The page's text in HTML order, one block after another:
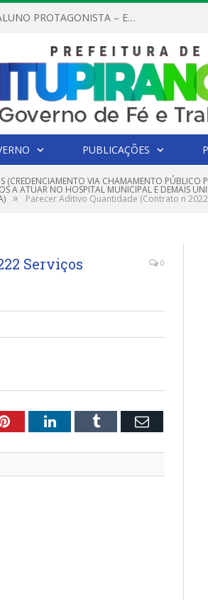
REGULAMENTO OFICIAL DO PRÊMIO ALUNO PROTAGONISTA – EDIÇÃO 2026
PUBLICAÇÕES
(CREDENCIAMENTO VIA CHAMAMENTO PÚBLICO
A ATUAR NO HOSPITAL MUNICIPAL E DEMAIS
» Parecer Aditivo Quantidade (Contrato n
Serviços
0
PinterestLinkedInTumblr Email